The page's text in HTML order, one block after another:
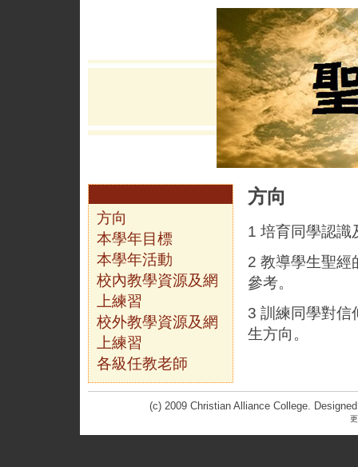
方向
1 培育同學認識
2 教導學生聖經
參考。
3 訓練同學對信
生方向。
方向
本學年目標
本學年活動
校內教學資源及網
上練習
校外教學資源及網
上練習
各級任教老師
(c) 2009 Christian Alliance College.